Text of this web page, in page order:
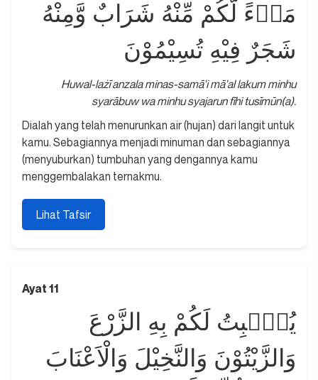
مَاۤءً لَّكُمْ مِّنْهُ شَرَابٌ وَّمِنْهُ
شَجَرٌ فِيْهِ تُسِيْمُوْنَ
Huwal-lażī anzala minas-samā'i mā'al lakum minhu
syarābuw wa minhu syajarun fīhi tusīmūn(a).
Dialah yang telah menurunkan air (hujan) dari langit untuk
kamu. Sebagiannya menjadi minuman dan sebagiannya
(menyuburkan) tumbuhan yang dengannya kamu
menggembalakan ternakmu.
Lihat Tafsir
Ayat 11
يُنْۢبِتُ لَكُمْ بِهِ الزَّرْعَ
وَالزَّيْتُوْنَ وَالنَّخِيْلَ وَالْاَعْنَابَ